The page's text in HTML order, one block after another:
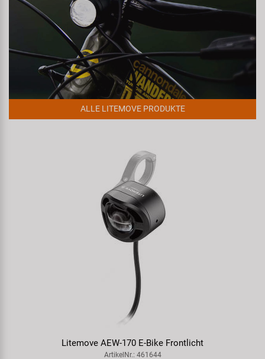
Markenübersicht
ALLE LITEMOVE PRODUKTE
Litemove AEW-170 E-Bike Frontlicht
ArtikelNr.: 461644